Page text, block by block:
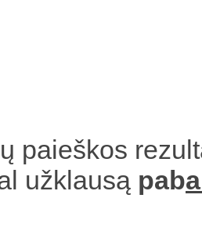
paieškos
užklausą pab